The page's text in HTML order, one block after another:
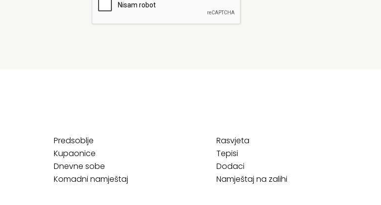
Predsoblje
Kupaonice
Dnevne sobe
Komadni namještaj
Rasvjeta
Tepisi
Dodaci
Namještaj na zalihi